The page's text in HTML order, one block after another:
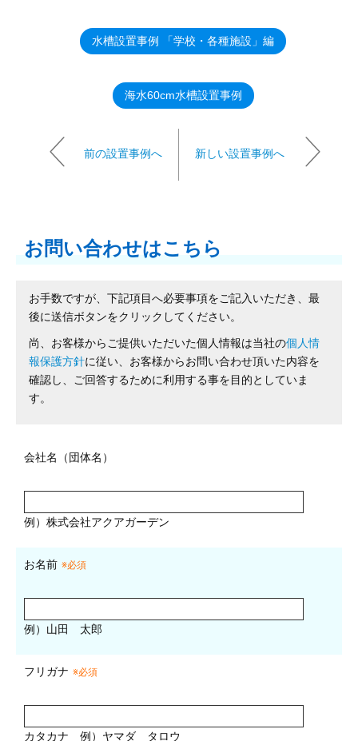
水槽設置事例 「学校・各種施設」編
海水60cm水槽設置事例
前の設置事例へ 新しい設置事例へ
お問い合わせはこちら
お手数ですが、下記項目へ必要事項をご記入いただき、最
後に送信ボタンをクリックしてください。
尚、お客様からご提供いただいた個人情報は当社の個人情
報保護方針に従い、お客様からお問い合わせ頂いた内容を
確認し、ご回答するために利用する事を目的としていま
す。
会社名（団体名）
例）株式会社アクアガーデン
お名前 ※必須
例）山田 太郎
フリガナ ※必須
カタカナ 例）ヤマダ タロウ